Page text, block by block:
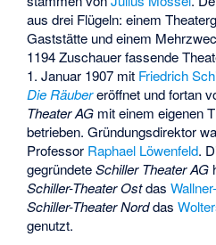
aus drei Flügeln: einem
Gaststätte und einem
1194 Zuschauer fassende
1. Januar 1907 mit Friedrich
Die Räubereröffnet und fortan
Theater AG mit einem eigenen
betrieben. Gründungsdirektor
Professor Raphael Löwenfeld.
gegründeteSchiller Theater AG
Schiller-Theater Ostdas
Schiller-Theater Norddas
genutzt.